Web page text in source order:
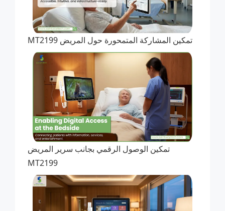
تمكين المشاركة المتمحورة حول المريض MT2199
تمكين الوصول الرقمي بجانب سرير المريض
MT2199